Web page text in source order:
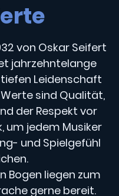
von Oskar Seifert
jahrzehntelange
Leidenschaft
sind Qualität,
der Respekt vor
um jedem Musiker
und Spielgefühl
Bogen liegen zum
gerne bereit.